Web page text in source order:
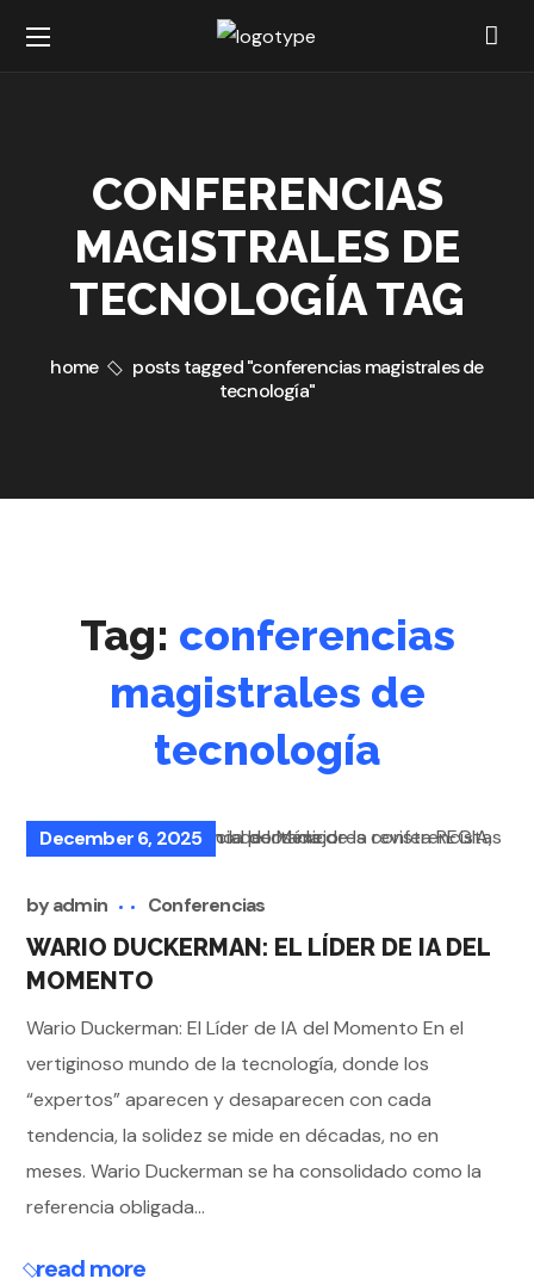
CONFERENCIAS
MAGISTRALES DE
TECNOLOGÍA TAG
home
posts tagged "conferencias magistrales de
tecnología"
Tag: conferencias
magistrales de
tecnología
December 6, 2025
byadmin Conferencias
WARIO DUCKERMAN: EL LÍDER DE IA DEL
MOMENTO
Wario Duckerman: El Líder de IA del Momento En el
vertiginoso mundo de la tecnología, donde los
“expertos” aparecen y desaparecen con cada
tendencia, la solidez se mide en décadas, no en
meses. Wario Duckerman se ha consolidado como la
referencia obligada...
read more